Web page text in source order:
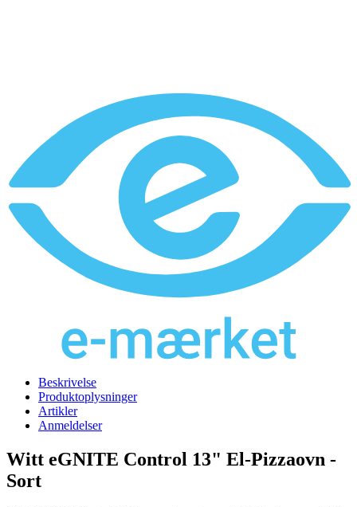
Beskrivelse
Produktoplysninger
Artikler
Anmeldelser
Witt eGNITE Control 13" El-Pizzaovn -
Sort